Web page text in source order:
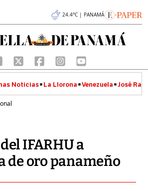
24.4°C | PANAMÁ
Noticias La Llorona Venezuela José
IFARHU a
de oro panameño